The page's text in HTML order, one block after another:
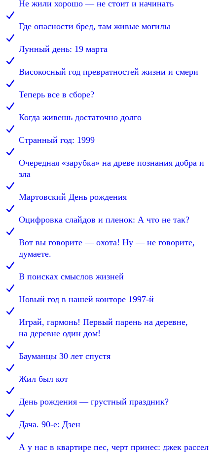
Не жили хорошо — не стоит и начинать
Где опасности бред, там живые могилы
Лунный день: 19 марта
Високосный год превратностей жизни и смери
Теперь все в сборе?
Когда живешь достаточно долго
Странный год: 1999
Очередная «зарубка» на древе познания добра и
зла
Мартовский День рождения
Оцифровка слайдов и пленок: А что не так?
Вот вы говорите — охота! Ну — не говорите,
думаете.
В поисках смыслов жизней
Новый год в нашей конторе 1997-й
Играй, гармонь! Первый парень на деревне,
на деревне один дом!
Бауманцы 30 лет спустя
Жил был кот
День рождения — грустный праздник?
Дача. 90-е: Дзен
А у нас в квартире пес, черт принес: джек рассел